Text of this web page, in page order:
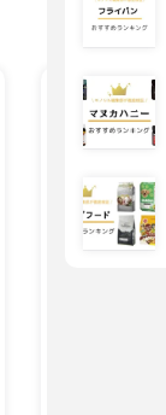
4位